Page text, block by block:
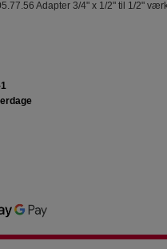
Adapter 3/4" x 1/2" til 1/2"